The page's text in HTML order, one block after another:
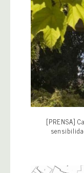
[PRENSA]